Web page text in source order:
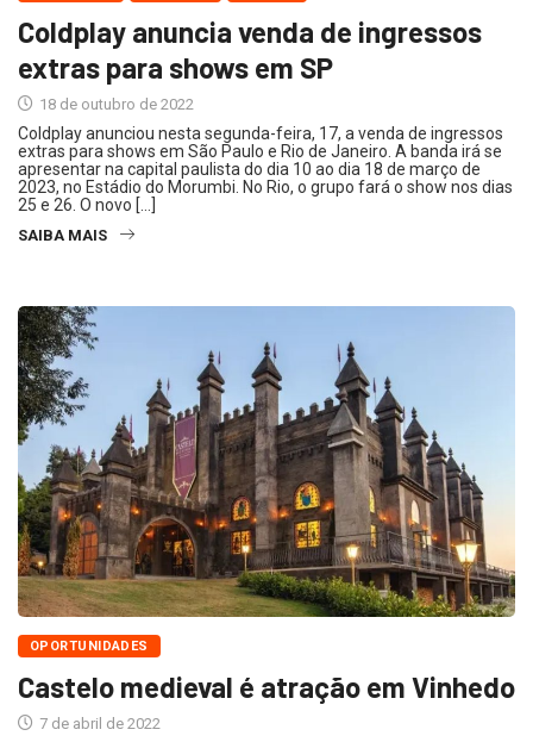
Coldplay anuncia venda de ingressos
extras para shows em SP
18 de outubro de 2022
Coldplay anunciou nesta segunda-feira, 17, a venda de ingressos
extras para shows em São Paulo e Rio de Janeiro. A banda irá se
apresentar na capital paulista do dia 10 ao dia 18 de março de
2023, no Estádio do Morumbi. No Rio, o grupo fará o show nos dias
25 e 26. O novo […]
SAIBA MAIS
OPORTUNIDADES
Castelo medieval é atração em Vinhedo
7 de abril de 2022